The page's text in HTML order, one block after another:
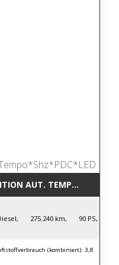
AUT.
275.240 km, 90 PS,
(kombiniert): 3,8